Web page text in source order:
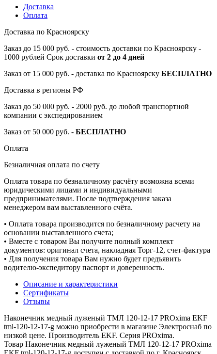
Доставка
Оплата
Доставка по Красноярску
Заказ до 15 000 руб. - стоимость доставки по Красноярску -
1000 рублей Срок доставки от 2 до 4 дней
Заказ от 15 000 руб. - доставка по Красноярску БЕСПЛАТНО
Доставка в регионы РФ
Заказ до 50 000 руб. - 2000 руб. до любой транспортной
компании с экспедированием
Заказ от 50 000 руб. - БЕСПЛАТНО
Оплата
Безналичная оплата по счету
Оплата товара по безналичному расчёту возможна всеми
юридическими лицами и индивидуальными
предпринимателями. После подтверждения заказа
менеджером вам выставленного счёта.
• Оплата товара производится по безналичному расчету на
основании выставленного счета;
• Вместе с товаром Вы получите полный комплект
документов: оригинал счета, накладная Торг-12, счет-фактура
• Для получения товара Вам нужно будет предъявить
водителю-экспедитору паспорт и доверенность.
Описание и характеристики
Сертификаты
Отзывы
Наконечник медный луженый ТМЛ 120-12-17 PROxima EKF
tml-120-12-17-g можно приобрести в магазине Электроснаб по
низкой цене. Производитель EKF. Серия PROxima.
Товар Наконечник медный луженый ТМЛ 120-12-17 PROxima